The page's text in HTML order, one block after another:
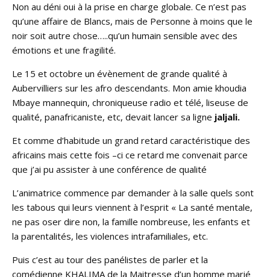
Non au déni oui à la prise en charge globale. Ce n’est pas
qu’une affaire de Blancs, mais de Personne à moins que le
noir soit autre chose…..qu’un humain sensible avec des
émotions et une fragilité.
Le 15 et octobre un évènement de grande qualité à
Aubervilliers sur les afro descendants. Mon amie khoudia
Mbaye mannequin, chroniqueuse radio et télé, liseuse de
qualité, panafricaniste, etc, devait lancer sa ligne jaljali.
Et comme d’habitude un grand retard caractéristique des
africains mais cette fois –ci ce retard me convenait parce
que j’ai pu assister à une conférence de qualité
L’animatrice commence par demander à la salle quels sont
les tabous qui leurs viennent à l’esprit « La santé mentale,
ne pas oser dire non, la famille nombreuse, les enfants et
la parentalités, les violences intrafamiliales, etc.
Puis c’est au tour des panélistes de parler et la
comédienne KHALIMA de la Maitresse d’un homme marié